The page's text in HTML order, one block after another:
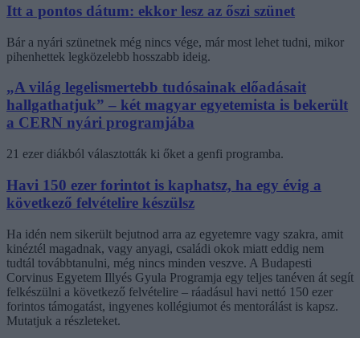
Itt a pontos dátum: ekkor lesz az őszi szünet
Bár a nyári szünetnek még nincs vége, már most lehet tudni, mikor
pihenhettek legközelebb hosszabb ideig.
„A világ legelismertebb tudósainak előadásait
hallgathatjuk” – két magyar egyetemista is bekerült
a CERN nyári programjába
21 ezer diákból választották ki őket a genfi programba.
Havi 150 ezer forintot is kaphatsz, ha egy évig a
következő felvételire készülsz
Ha idén nem sikerült bejutnod arra az egyetemre vagy szakra, amit
kinéztél magadnak, vagy anyagi, családi okok miatt eddig nem
tudtál továbbtanulni, még nincs minden veszve. A Budapesti
Corvinus Egyetem Illyés Gyula Programja egy teljes tanéven át segít
felkészülni a következő felvételire – ráadásul havi nettó 150 ezer
forintos támogatást, ingyenes kollégiumot és mentorálást is kapsz.
Mutatjuk a részleteket.